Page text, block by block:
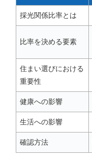
採光関係比率とは
比率を決める要素
住まい選びにおける
重要性
健康への影響
生活への影響
確認方法